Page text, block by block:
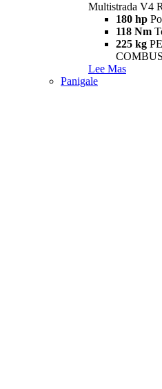
Multistrada V4
180 hp
118 Nm
225 kg
Lee Mas
Panigale